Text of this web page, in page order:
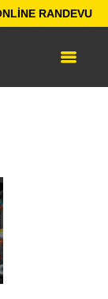
RANDEVU